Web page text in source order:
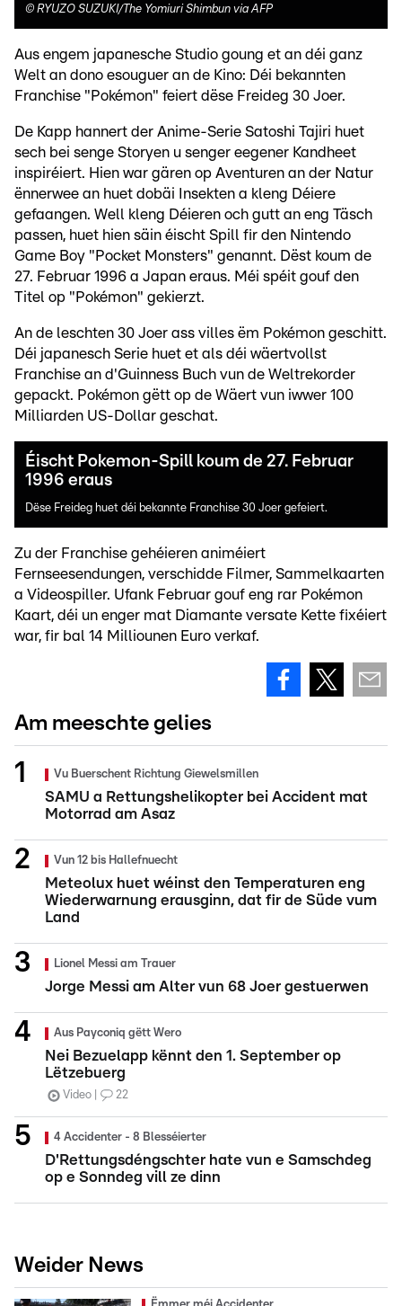
© RYUZO SUZUKI/The Yomiuri Shimbun via AFP
Aus engem japanesche Studio goung et an déi ganz
Welt an dono esouguer an de Kino: Déi bekannten
Franchise "Pokémon" feiert dëse Freideg 30 Joer.
De Kapp hannert der Anime-Serie Satoshi Tajiri huet
sech bei senge Storyen u senger eegener Kandheet
inspiréiert. Hien war gären op Aventuren an der Natur
ënnerwee an huet dobäi Insekten a kleng Déiere
gefaangen. Well kleng Déieren och gutt an eng Täsch
passen, huet hien säin éischt Spill fir den Nintendo
Game Boy "Pocket Monsters" genannt. Dëst koum de
27. Februar 1996 a Japan eraus. Méi spéit gouf den
Titel op "Pokémon" gekierzt.
An de leschten 30 Joer ass villes ëm Pokémon geschitt.
Déi japanesch Serie huet et als déi wäertvollst
Franchise an d'Guinness Buch vun de Weltrekorder
gepackt. Pokémon gëtt op de Wäert vun iwwer 100
Milliarden US-Dollar geschat.
Éischt Pokemon-Spill koum de 27. Februar
1996 eraus
Dëse Freideg huet déi bekannte Franchise 30 Joer gefeiert.
Zu der Franchise gehéieren animéiert
Fernseesendungen, verschidde Filmer, Sammelkaarten
a Videospiller. Ufank Februar gouf eng rar Pokémon
Kaart, déi un enger mat Diamante versate Kette fixéiert
war, fir bal 14 Milliounen Euro verkaf.
Am meeschte gelies
Vu Buerschent Richtung Giewelsmillen
SAMU a Rettungshelikopter bei Accident mat
Motorrad am Asaz
Vun 12 bis Hallefnuecht
Meteolux huet wéinst den Temperaturen eng
Wiederwarnung erausginn, dat fir de Süde vum
Land
Lionel Messi am Trauer
Jorge Messi am Alter vun 68 Joer gestuerwen
Aus Payconiq gëtt Wero
Nei Bezuelapp kënnt den 1. September op
Lëtzebuerg
Video 22
4 Accidenter - 8 Blesséierter
D'Rettungsdéngschter hate vun e Samschdeg
op e Sonndeg vill ze dinn
Weider News